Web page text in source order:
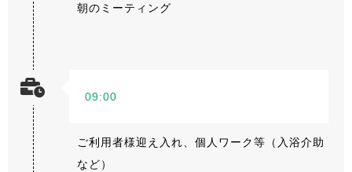
朝のミーティング
09:00
ご利用者様迎え入れ、個人ワーク等（入浴介助
など）